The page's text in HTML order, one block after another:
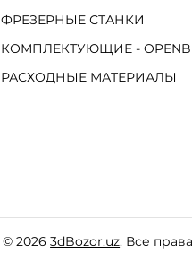
ФРЕЗЕРНЫЕ СТАНКИ
КОМПЛЕКТУЮЩИЕ -
РАСХОДНЫЕ МАТЕРИАЛЫ
© 20263dBozor.uz. Все